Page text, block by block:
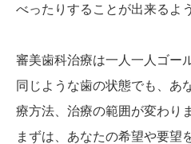
べったりすることが出来るよ
審美歯科治療は一人一人ゴー
同じような歯の状態でも、あ
療方法、治療の範囲が変わり
まずは、あなたの希望や要望